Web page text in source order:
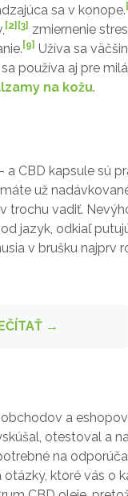
sa v konope.
[2] [3] zmiernenie
[9] Užíva sa
používa aj pre
na kožu.
CBD kapsule sú
už
trochu vadiť.
jazyk, odkiaľ
v brušku
→
a
otestoval a
na
ktoré vás o